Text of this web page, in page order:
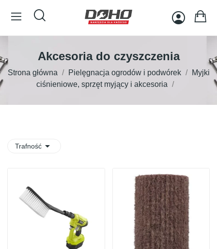
Akcesoria do czyszczenia
Strona główna Pielęgnacja ogrodów i podwórek
Myjki
ciśnieniowe, sprzęt myjący i akcesoria
Trafność 